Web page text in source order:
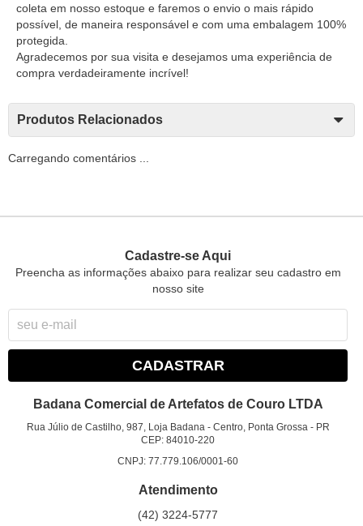
coleta em nosso estoque e faremos o envio o mais rápido
possível, de maneira responsável e com uma embalagem 100%
protegida.
Agradecemos por sua visita e desejamos uma experiência de
compra verdadeiramente incrível!
Produtos Relacionados
Carregando comentários ...
Cadastre-se Aqui
Preencha as informações abaixo para realizar seu cadastro em
nosso site
CADASTRAR
Badana Comercial de Artefatos de Couro LTDA
Rua Júlio de Castilho, 987, Loja Badana - Centro, Ponta Grossa - PR
CEP: 84010-220
CNPJ: 77.779.106/0001-60
Atendimento
(42) 3224-5777